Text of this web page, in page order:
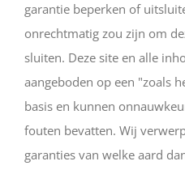
garantie beperken of
onrechtmatig zou zijn om
sluiten. Deze site en alle
aangeboden op een "zoals
basis en kunnen
fouten bevatten. Wij
garanties van welke aard